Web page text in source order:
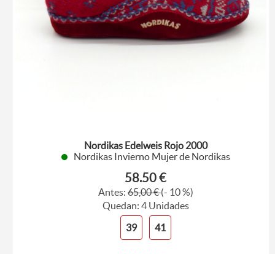
Nordikas Edelweis Rojo 2000
Nordikas Invierno Mujer de Nordikas
58.50 €
Antes:65,00 €(- 10 %)
Quedan: 4 Unidades
39
41